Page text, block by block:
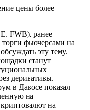
цены более
FWB), ранее
фьючерсами на
эту тему.
станут
деривативы.
в Давосе показал
на
на